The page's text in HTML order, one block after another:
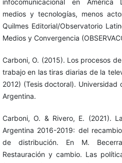
medios y tecnologías, menos
Quilmes Editorial/Observatorio
Medios y Convergencia
Carboni, O. (2015). Los procesos
trabajo en las tiras diarias de la
2012) (Tesis doctoral). Universidad
Argentina.
Carboni, O. & Rivero, E. (2021).
Argentina 2016-2019: del
de distribución. En M.
Restauración y cambio. Las